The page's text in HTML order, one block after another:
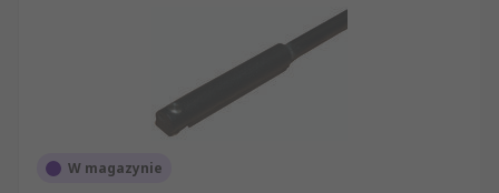
W magazynie